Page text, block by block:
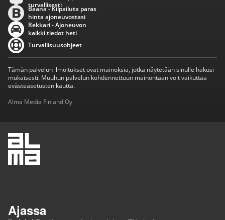
turvallisesti
Baana - Kilpailuta paras
hinta ajoneuvostasi
Rekkari - Ajoneuvon
kaikki tiedot heti
Turvallisuusohjeet
Tämän palvelun ilmoitukset ovat mainoksia, jotka näytetään sinulle hakusi
mukaisesti. Muuhun palvelun kohdennettuun mainontaan voit vaikuttaa
evästeasetusten kautta.
Alma Media Finland Oy